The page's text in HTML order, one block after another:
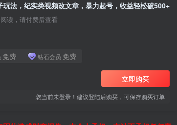
玩法，纪实类视频改文章，暴力起号，收益轻松破500+
读，请付费后查看
免费 钻石会员 免费
立即购买
您当前未登录！建议登陆后购买，可保存购买订单